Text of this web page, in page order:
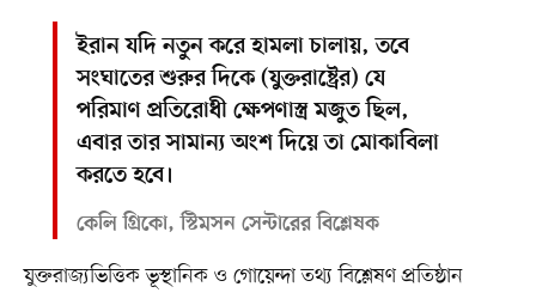
ইরান যদি নতুন করে হামলা চালায়, তবে
সংঘাতের শুরুর দিকে (যুক্তরাষ্ট্রের) যে
পরিমাণ প্রতিরোধী ক্ষেপণাস্ত্র মজুত ছিল,
এবার তার সামান্য অংশ দিয়ে তা মোকাবিলা
করতে হবে।
কেলি গ্রিকো, স্টিমসন সেন্টারের বিশ্লেষক
যুক্তরাজ্যভিত্তিক ভূস্থানিক ও গোয়েন্দা তথ্য বিশ্লেষণ প্রতিষ্ঠান